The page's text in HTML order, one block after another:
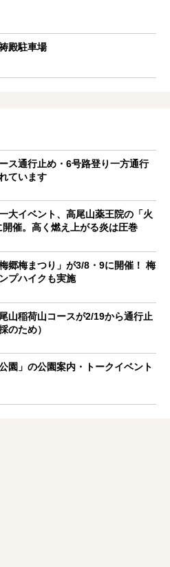
殿駐車場
ス通行止め・6号路登り一方通行
ています
大イベント、高尾山薬王院の「火
催。高く燃え上がる炎は圧巻
郷梅まつり」が3/8・9に開催！ 梅
プハイクも実施
山稲荷山コースが2/19から通行止
のため）
園」の公園案内・トークイベント